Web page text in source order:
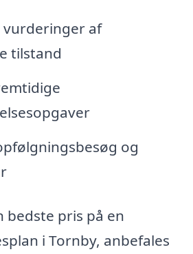
vurderinger af
tilstand
og
bedste pris på en
i Tornby, anbefales